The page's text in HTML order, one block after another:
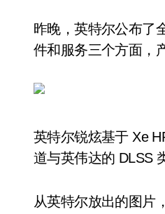
昨晚，英特尔公布了全新高性能显卡品牌英特尔锐炫（Intel Arc）。官方表示它将涵盖硬件、软
件和服务三个方面，
英特尔锐炫基于 Xe
道与英伟达的 DLSS
从英特尔放出的图片